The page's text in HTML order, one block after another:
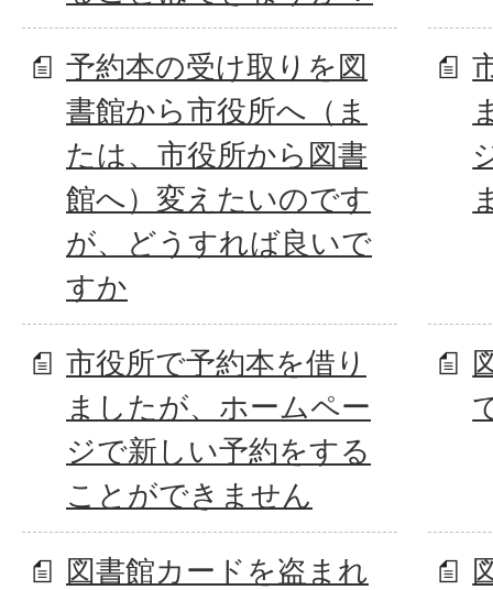
予約本の受け取りを図
書館から市役所へ（ま
たは、市役所から図書
館へ）変えたいのです
が、どうすれば良いで
すか
市役所で予約本を借り
ましたが、ホームペー
ジで新しい予約をする
ことができません
図書館カードを盗まれ